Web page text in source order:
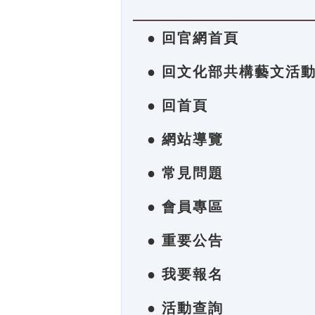
● 回官網首頁
● 回文化部共構藝文活
● 回首頁
● 網站導覽
● 常見問題
● 會員專區
● 重要公告
● 我要報名
● 活動查詢